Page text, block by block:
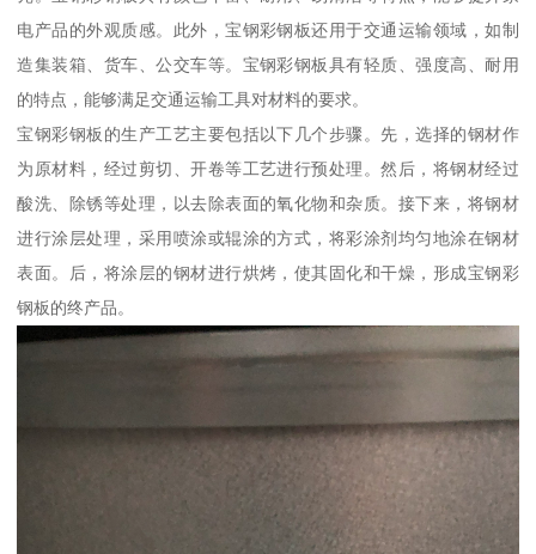
电产品的外观质感。此外，宝钢彩钢板还用于交通运输领域，如制
造集装箱、货车、公交车等。宝钢彩钢板具有轻质、强度高、耐用
的特点，能够满足交通运输工具对材料的要求。
宝钢彩钢板的生产工艺主要包括以下几个步骤。先，选择的钢材作
为原材料，经过剪切、开卷等工艺进行预处理。然后，将钢材经过
酸洗、除锈等处理，以去除表面的氧化物和杂质。接下来，将钢材
进行涂层处理，采用喷涂或辊涂的方式，将彩涂剂均匀地涂在钢材
表面。后，将涂层的钢材进行烘烤，使其固化和干燥，形成宝钢彩
钢板的终产品。